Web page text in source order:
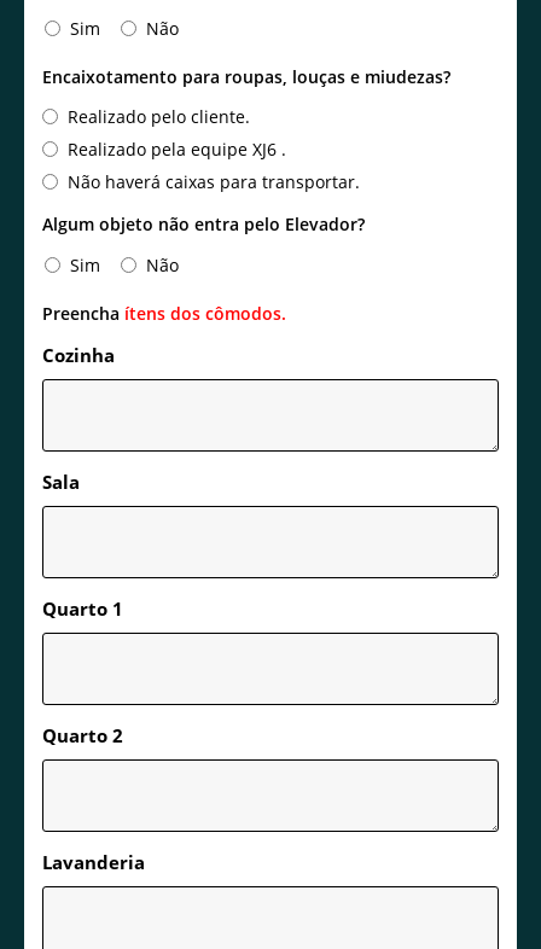
Sim
Não
Encaixotamento para roupas, louças e miudezas?
Realizado pelo cliente.
Realizado pela equipe XJ6 .
Não haverá caixas para transportar.
Algum objeto não entra pelo Elevador?
Sim
Não
Preencha ítens dos cômodos.
Cozinha
Sala
Quarto 1
Quarto 2
Lavanderia